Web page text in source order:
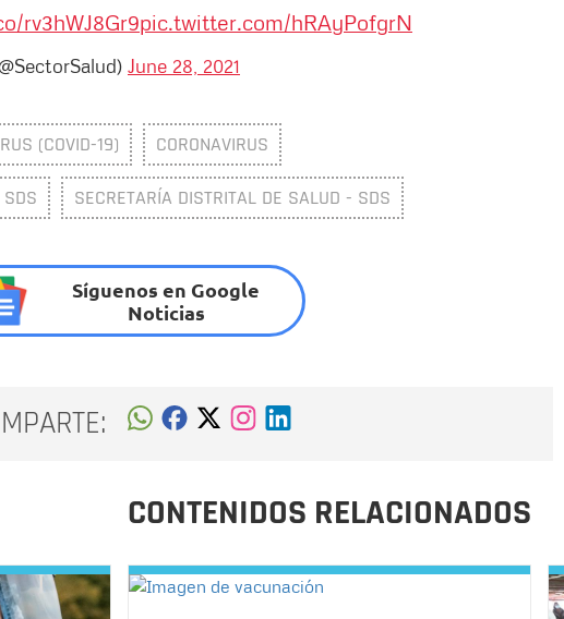
rv3hWJ8Gr9pic.twitter.com/hRAyPofgrN
June 28, 2021
(COVID-19) CORONAVIRUS
SECRETARÍA DISTRITAL DE SALUD - SDS
Síguenos en Google
Noticias
CONTENIDOS RELACIONADOS